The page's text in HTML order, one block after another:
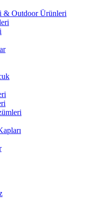
& Outdoor Ürünleri